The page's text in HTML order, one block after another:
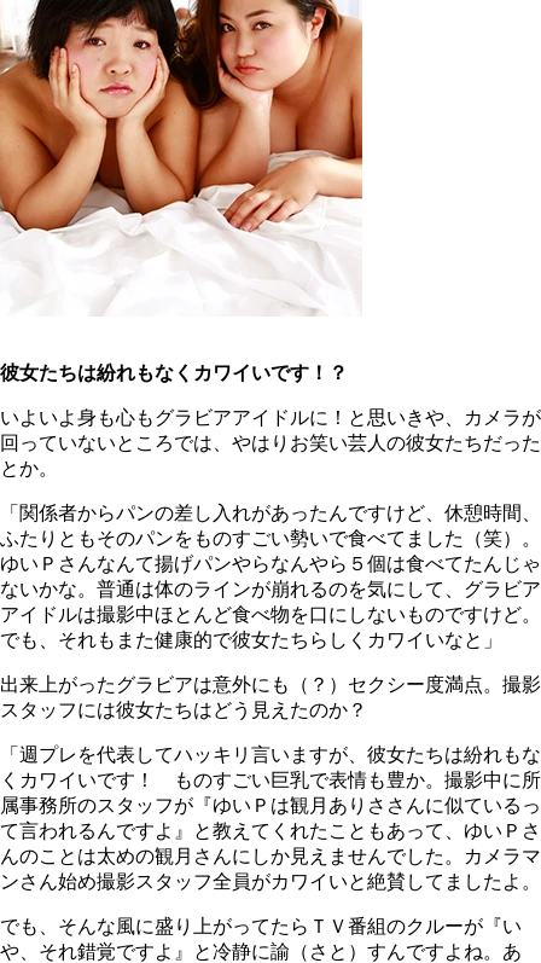
彼女たちは紛れもなくカワイいです！？
いよいよ身も心もグラビアアイドルに！と思いきや、カメラが
回っていないところでは、やはりお笑い芸人の彼女たちだった
とか。
「関係者からパンの差し入れがあったんですけど、休憩時間、
ふたりともそのパンをものすごい勢いで食べてました（笑）。
ゆいＰさんなんて揚げパンやらなんやら５個は食べてたんじゃ
ないかな。普通は体のラインが崩れるのを気にして、グラビア
アイドルは撮影中ほとんど食べ物を口にしないものですけど。
でも、それもまた健康的で彼女たちらしくカワイいなと」
出来上がったグラビアは意外にも（？）セクシー度満点。撮影
スタッフには彼女たちはどう見えたのか？
「週プレを代表してハッキリ言いますが、彼女たちは紛れもな
くカワイいです！ ものすごい巨乳で表情も豊か。撮影中に所
属事務所のスタッフが『ゆいＰは観月ありささんに似ているっ
て言われるんですよ』と教えてくれたこともあって、ゆいＰさ
んのことは太めの観月さんにしか見えませんでした。カメラマ
ンさん始め撮影スタッフ全員がカワイいと絶賛してましたよ。
でも、そんな風に盛り上がってたらＴＶ番組のクルーが『い
や、それ錯覚ですよ』と冷静に諭（さと）すんですよね。あ